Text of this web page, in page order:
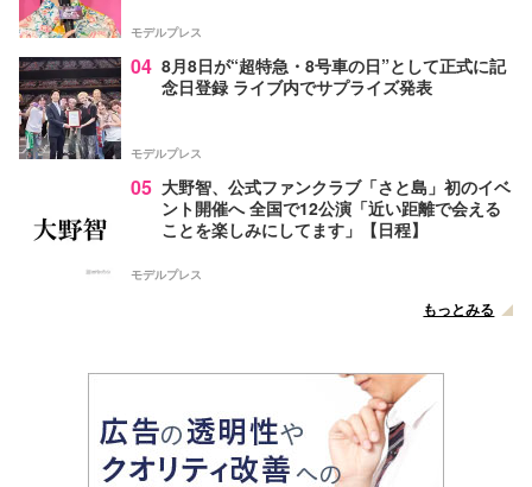
モデルプレス
04 8月8日が“超特急・8号車の日”として正式に記
念日登録 ライブ内でサプライズ発表
モデルプレス
05 大野智、公式ファンクラブ「さと島」初のイベ
ント開催へ 全国で12公演「近い距離で会える
ことを楽しみにしてます」【日程】
モデルプレス
もっとみる